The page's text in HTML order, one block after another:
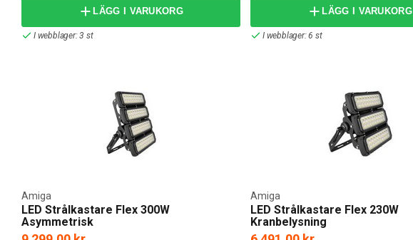
LÄGG I VARUKORG
I webblager: 3 st
LÄGG I VARUKORG
I webblager: 6 st
LED Strålkastare Flex 300W
Asymmetrisk
Amiga
LED Strålkastare Flex 230W
Kranbelysning
Amiga